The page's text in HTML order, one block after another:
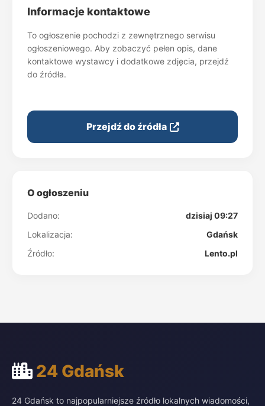
Informacje kontaktowe
To ogłoszenie pochodzi z zewnętrznego serwisu
ogłoszeniowego. Aby zobaczyć pełen opis, dane
kontaktowe wystawcy i dodatkowe zdjęcia, przejdź
do źródła.
Przejdź do źródła
O ogłoszeniu
Dodano:
dzisiaj 09:27
Lokalizacja:
Gdańsk
Źródło:
Lento.pl
24 Gdańsk
24 Gdańsk to najpopularniejsze źródło lokalnych wiadomości,